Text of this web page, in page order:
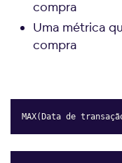
compra
Uma métrica
compra
MAX(Data de